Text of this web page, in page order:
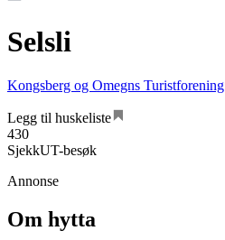
Selsli
Kongsberg og Omegns Turistforening
Legg til huskeliste
430
SjekkUT-besøk
Annonse
Om hytta